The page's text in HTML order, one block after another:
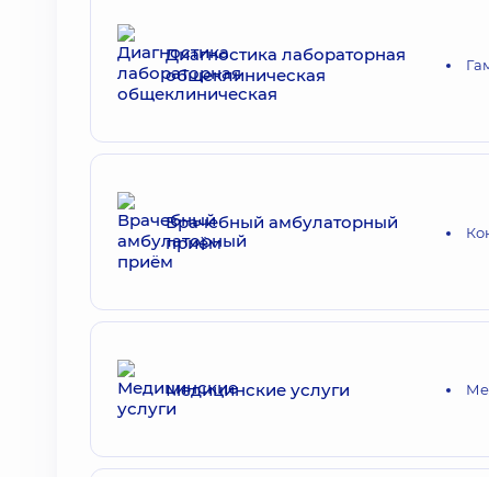
Диагностика лабораторная
общеклиническая
Врачебный амбулаторный
приём
Медицинские услуги